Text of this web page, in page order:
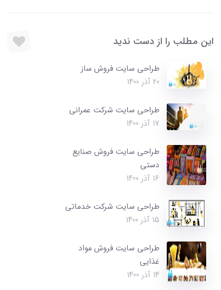
این مطلب را از دست ندید
طراحی سایت فروش ساز
20 آذر 1400
طراحی سایت شرکت عمرانی
17 آذر 1400
طراحی سایت فروش صنایع
دستی
16 آذر 1400
طراحی سایت شرکت خدماتی
15 آذر 1400
طراحی سایت فروش مواد
غذایی
14 آذر 1400